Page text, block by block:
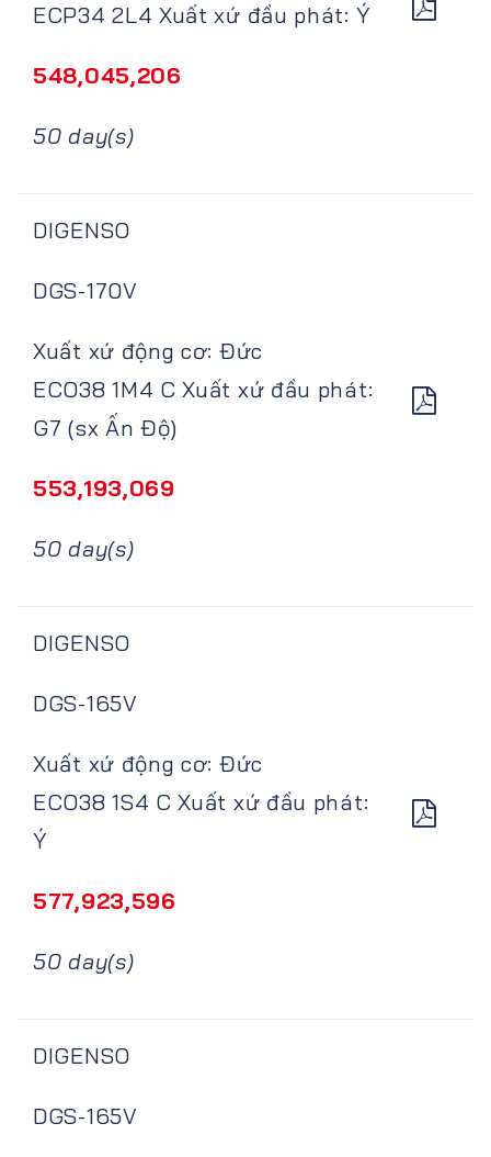
ECP34 2L4 Xuất xứ đầu phát: Ý
548,045,206
50 day(s)
DIGENSO
DGS-170V
Xuất xứ động cơ: Đức
ECO38 1M4 C Xuất xứ đầu phát:
G7 (sx Ấn Độ)
553,193,069
50 day(s)
DIGENSO
DGS-165V
Xuất xứ động cơ: Đức
ECO38 1S4 C Xuất xứ đầu phát:
Ý
577,923,596
50 day(s)
DIGENSO
DGS-165V